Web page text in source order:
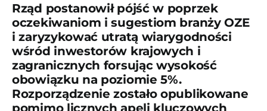
Rząd postanowił pójść w poprzek
oczekiwaniom i sugestiom branży OZE
i zaryzykować utratą wiarygodności
wśród inwestorów krajowych i
zagranicznych forsując wysokość
obowiązku na poziomie 5%.
Rozporządzenie zostało opublikowane
pomimo licznych apeli kluczowych